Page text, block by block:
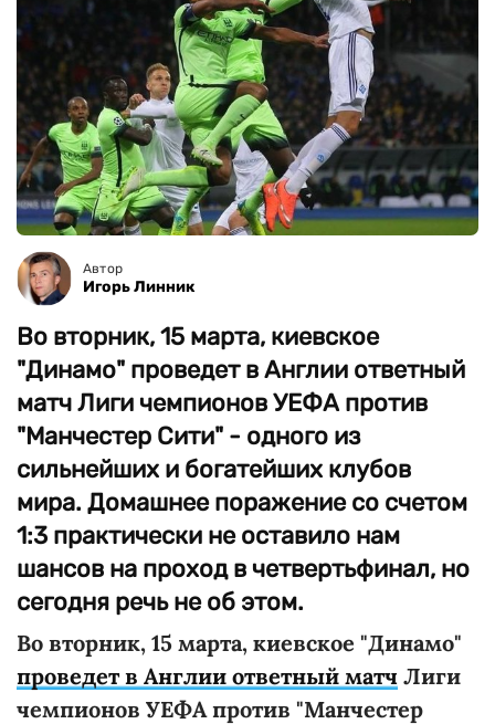
Автор
Игорь Линник
Во вторник, 15 марта, киевское
"Динамо" проведет в Англии ответный
матч Лиги чемпионов УЕФА против
"Манчестер Сити" - одного из
сильнейших и богатейших клубов
мира. Домашнее поражение со счетом
1:3 практически не оставило нам
шансов на проход в четвертьфинал, но
сегодня речь не об этом.
Во вторник, 15 марта, киевское "Динамо"
проведет в Англии ответный матч Лиги
чемпионов УЕФА против "Манчестер